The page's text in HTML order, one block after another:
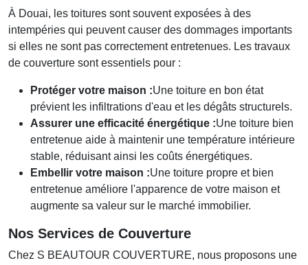
À Douai, les toitures sont souvent exposées à des
intempéries qui peuvent causer des dommages importants
si elles ne sont pas correctement entretenues. Les travaux
de couverture sont essentiels pour :
Protéger votre maison :Une toiture en bon état
prévient les infiltrations d'eau et les dégâts structurels.
Assurer une efficacité énergétique :Une toiture bien
entretenue aide à maintenir une température intérieure
stable, réduisant ainsi les coûts énergétiques.
Embellir votre maison :Une toiture propre et bien
entretenue améliore l'apparence de votre maison et
augmente sa valeur sur le marché immobilier.
Nos Services de Couverture
Chez S BEAUTOUR COUVERTURE, nous proposons une